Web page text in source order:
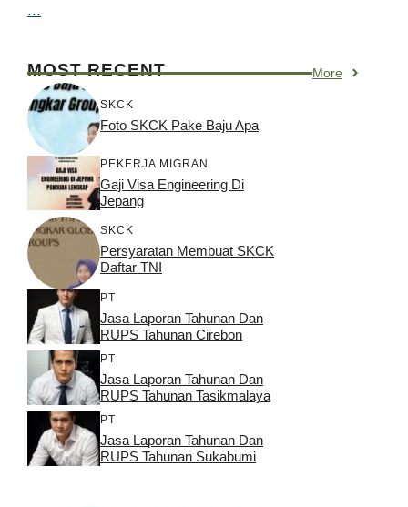
...
MOST RECENT More
SKCK
Foto SKCK Pake Baju Apa
PEKERJA MIGRAN
Gaji Visa Engineering Di
Jepang
SKCK
Persyaratan Membuat SKCK
Daftar TNI
PT
Jasa Laporan Tahunan Dan
RUPS Tahunan Cirebon
PT
Jasa Laporan Tahunan Dan
RUPS Tahunan Tasikmalaya
PT
Jasa Laporan Tahunan Dan
RUPS Tahunan Sukabumi